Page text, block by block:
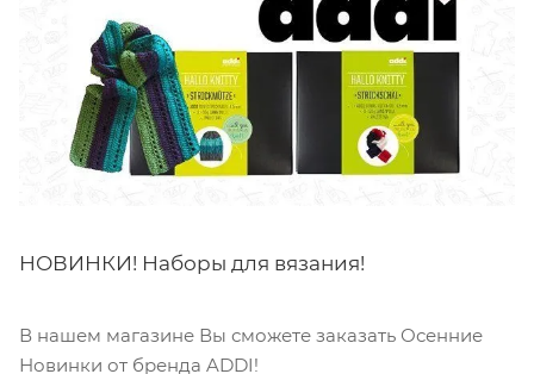
НОВИНКИ! Наборы для вязания!
В нашем магазине Вы сможете заказать Осенние
Новинки от бренда ADDI!